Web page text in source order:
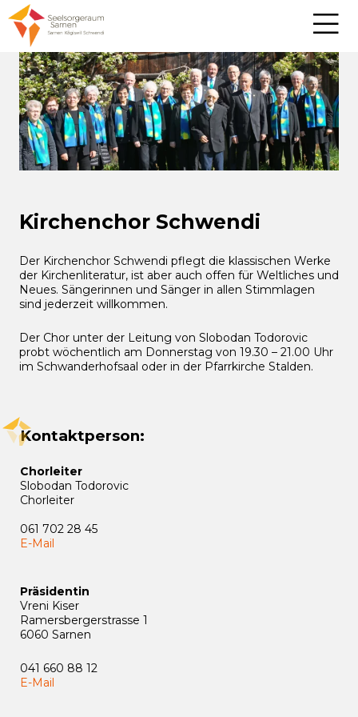
Kirchenchor Schwendi
Der Kirchenchor Schwendi pflegt die klassischen Werke
der Kirchenliteratur, ist aber auch offen für Weltliches und
Neues. Sängerinnen und Sänger in allen Stimmlagen
sind jederzeit willkommen.
Der Chor unter der Leitung von Slobodan Todorovic
probt wöchentlich am Donnerstag von 19.30 – 21.00 Uhr
im Schwanderhofsaal oder in der Pfarrkirche Stalden.
Kontaktperson:
Chorleiter
Slobodan Todorovic
Chorleiter
061 702 28 45
E-Mail
Präsidentin
Vreni Kiser
Ramersbergerstrasse 1
6060 Sarnen
041 660 88 12
E-Mail